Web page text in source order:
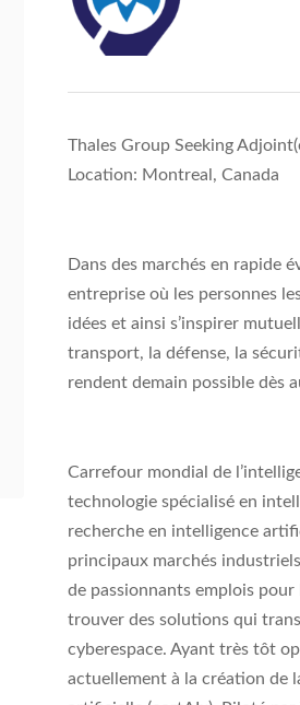
Thales Group Seeking
Location: Montreal, Canada
Dans des marchés en rapide
entreprise où les personnes
idées et ainsi s’inspirer
transport, la défense, la
rendent demain possible dès
Carrefour mondial de
technologie spécialisé en
recherche en intelligence
principaux marchés
de passionnants emplois
trouver des solutions qui
cyberespace. Ayant très tôt
actuellement à la création de